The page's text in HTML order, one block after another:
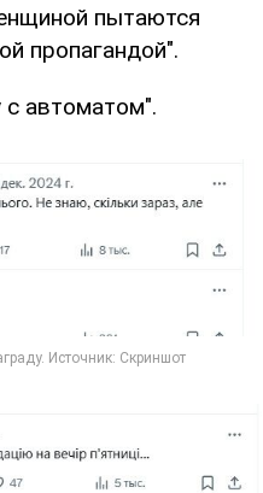
пытаются
пропагандой".
с автоматом".